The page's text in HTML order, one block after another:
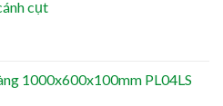
cụt
1000x600x100mm PL04LS